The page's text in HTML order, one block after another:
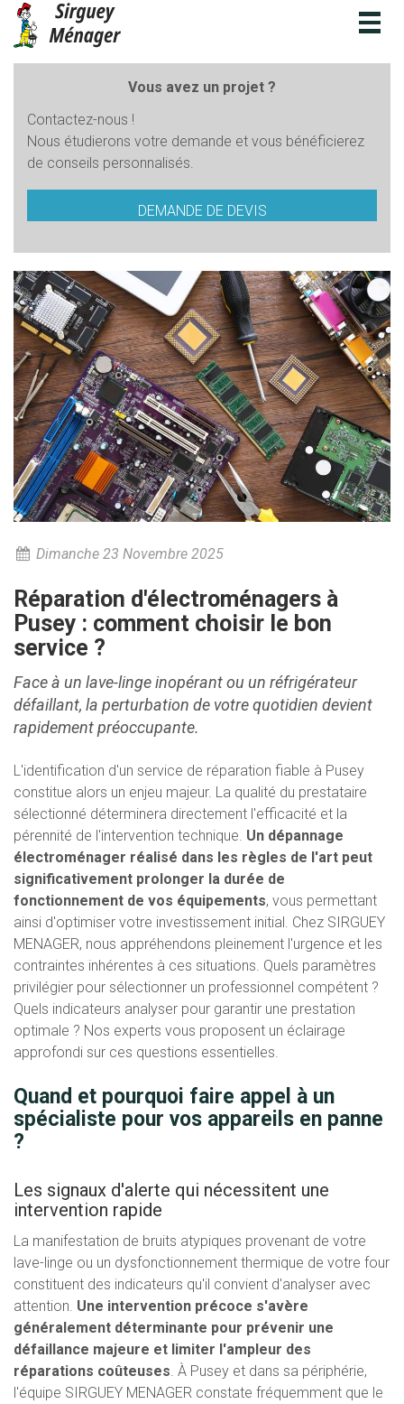
Vous avez un projet ?
Contactez-nous !
Nous étudierons votre demande et vous bénéficierez
de conseils personnalisés.
DEMANDE DE DEVIS
Dimanche 23 Novembre 2025
Réparation d'électroménagers à
Pusey : comment choisir le bon
service ?
Face à un lave-linge inopérant ou un réfrigérateur
défaillant, la perturbation de votre quotidien devient
rapidement préoccupante.
L'identification d'un service de réparation fiable à Pusey
constitue alors un enjeu majeur. La qualité du prestataire
sélectionné déterminera directement l'efficacité et la
pérennité de l'intervention technique. Un dépannage
électroménager réalisé dans les règles de l'art peut
significativement prolonger la durée de
fonctionnement de vos équipements, vous permettant
ainsi d'optimiser votre investissement initial. Chez SIRGUEY
MENAGER, nous appréhendons pleinement l'urgence et les
contraintes inhérentes à ces situations. Quels paramètres
privilégier pour sélectionner un professionnel compétent ?
Quels indicateurs analyser pour garantir une prestation
optimale ? Nos experts vous proposent un éclairage
approfondi sur ces questions essentielles.
Quand et pourquoi faire appel à un
spécialiste pour vos appareils en panne
?
Les signaux d'alerte qui nécessitent une
intervention rapide
La manifestation de bruits atypiques provenant de votre
lave-linge ou un dysfonctionnement thermique de votre four
constituent des indicateurs qu'il convient d'analyser avec
attention. Une intervention précoce s'avère
généralement déterminante pour prévenir une
défaillance majeure et limiter l'ampleur des
réparations coûteuses. À Pusey et dans sa périphérie,
l'équipe SIRGUEY MENAGER constate fréquemment que le